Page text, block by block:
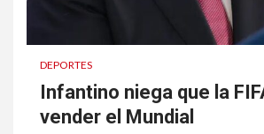
DEPORTES
Infantino niega que la
vender el Mundial